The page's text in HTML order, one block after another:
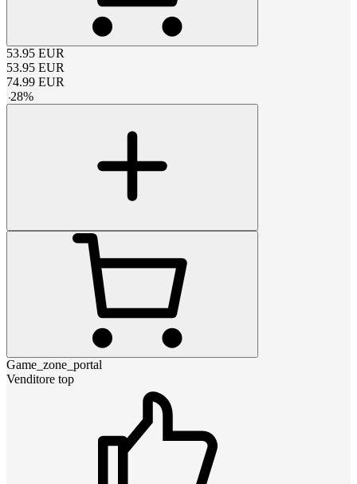
53.95 EUR
53.95 EUR
74.99 EUR
-28%
Game_zone_portal
Venditore top